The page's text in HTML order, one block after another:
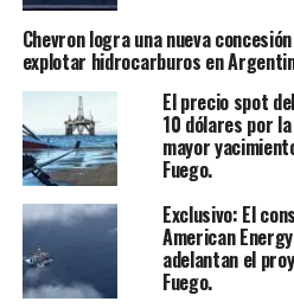
Chevron logra una nueva
explotar hidrocarburos en
El precio spot
10 dólares por
mayor
Fuego.
Exclusivo: El
American
adelantan el
Fuego.